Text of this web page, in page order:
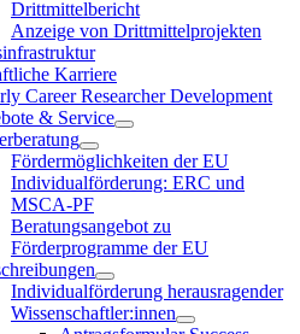
Drittmittelbericht
Anzeige von Drittmittelprojekten
Karriere
Career Researcher Development
& Service
Fördermöglichkeiten der EU
Individualförderung: ERC und
MSCA-PF
Beratungsangebot zu
Förderprogramme der EU
Individualförderung herausragender
Wissenschaftler:innen